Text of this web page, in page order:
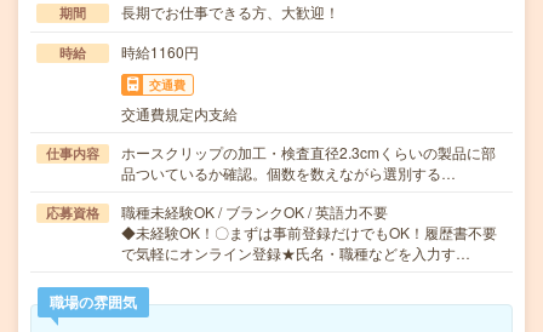
期間 長期でお仕事できる方、大歓迎！
時給 時給1160円
交通費
交通費規定内支給
仕事内容
ホースクリップの加工・検査直径2.3cmくらいの製品に部
品ついているか確認。個数を数えながら選別する…
応募資格
職種未経験OK / ブランクOK / 英語力不要
◆未経験OK！〇まずは事前登録だけでもOK！履歴書不要
で気軽にオンライン登録★氏名・職種などを入力す…
職場の雰囲気